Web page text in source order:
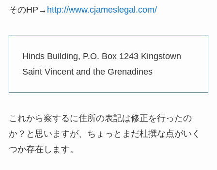
そのHP→ http://www.cjameslegal.com/
Hinds Building, P.O. Box 1243 Kingstown
Saint Vincent and the Grenadines
これから察するに住所の表記は修正を行ったの
か？と思いますが、ちょっとまだ杜撰な点がいく
つか存在します。